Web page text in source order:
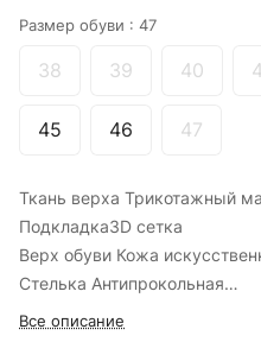
Размер обуви : 47
38 39 40
45 46 47
Ткань верха Трикотажный
Подкладка3D сетка
Верх обуви Кожа
Стелька Антипрокольная
Подносок Поликарбонатный
Все описание